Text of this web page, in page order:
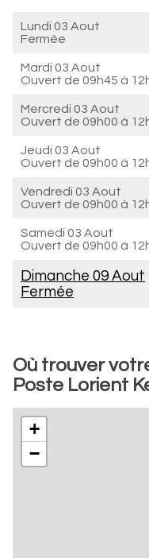
Lundi 03 Aout
Fermée
Mardi 03 Aout
Ouvert de 09h45 à
Mercredi 03 Aout
Ouvert de 09h00 à
Jeudi 03 Aout
Ouvert de 09h00 à
Vendredi 03 Aout
Ouvert de 09h00 à
Samedi 03 Aout
Ouvert de 09h00 à
Dimanche 09 Aout
Fermée
Où trouver
Poste Lorient
+
−